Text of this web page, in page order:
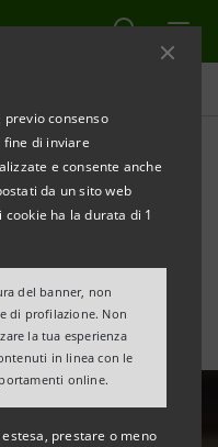
previo consenso
fine di inviare
e consente anche
da un sito web
ha la durata di 1
del banner, non
di profilazione. Non
la tua esperienza
in linea con le
online.
prestare o meno
e
di